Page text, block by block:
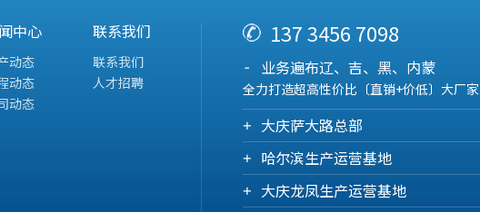
中心
动态
动态
动态
联系我们
联系我们
人才招聘
137 3456 7098
业务遍布辽、吉、黑、内蒙
全力打造超高性价比〔直销+价低〕大厂家
大庆萨大路总部
哈尔滨生产运营基地
大庆龙凤生产运营基地